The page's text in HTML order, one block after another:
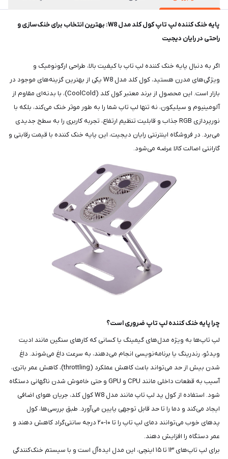
پایه خنک کننده لپ تاپ کول کلد مدل W8: بهترین انتخاب برای خنک‌سازی و
راحتی در رایان دیجیت
اگر به دنبال پایه خنک کننده لپ تاپ با کیفیت بالا، طراحی ارگونومیک و
ویژگی‌های مدرن هستید، کول کلد مدل W8 یکی از بهترین گزینه‌های موجود در
بازار است. این محصول از برند معتبر کول کلد (CoolCold)، با بدنه‌ای مقاوم از
آلومینیوم و سیلیکون، نه تنها لپ تاپ شما را به طور موثر خنک می‌کند، بلکه با
نورپردازی RGB جذاب و قابلیت تنظیم ارتفاع، تجربه کاربری را به سطح جدیدی
می‌برد. در فروشگاه اینترنتی رایان دیجیت، این پایه خنک کننده با قیمت رقابتی و
گارانتی اصالت کالا عرضه می‌شود.
چرا پایه خنک کننده لپ تاپ ضروری است؟
لپ تاپ‌ها به ویژه مدل‌های گیمینگ یا کسانی که کارهای سنگین مانند ادیت
ویدئو، رندرینگ یا برنامه‌نویسی انجام می‌دهند، به سرعت داغ می‌شوند. داغ
شدن بیش از حد می‌تواند باعث کاهش عملکرد (throttling)، کاهش عمر باتری،
آسیب به قطعات داخلی مانند CPU و GPU و حتی خاموش شدن ناگهانی دستگاه
شود. استفاده از کول پد لپ تاپ مانند مدل W8 کول کلد، جریان هوای اضافی
ایجاد می‌کند و دما را تا حد قابل توجهی پایین می‌آورد. طبق بررسی‌ها، کول
پدهای خوب می‌توانند دمای لپ تاپ را تا ۱۰-۲۰ درجه سانتی‌گراد کاهش دهند و
عمر دستگاه را افزایش دهند.
برای لپ تاپ‌های ۱۳ تا ۱۵ اینچی، این مدل ایده‌آل است و با سیستم خنک‌کنندگی